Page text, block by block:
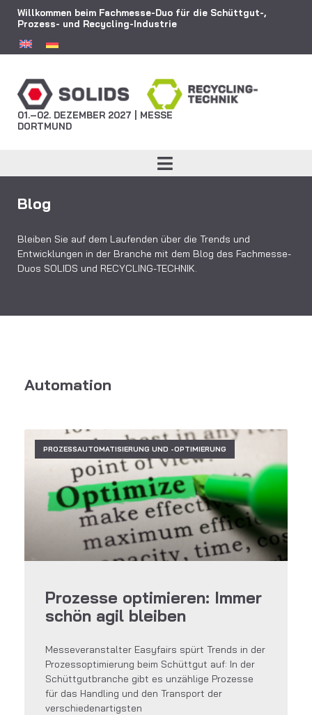
Willkommen beim Fachmesse-Duo für die Schüttgut-,
Prozess- und Recycling-Industrie
01.–02. DEZEMBER 2027 | MESSE
DORTMUND
Blog
Bleiben Sie auf dem Laufenden über die Trends und
Entwicklungen in der Branche mit dem Blog des Fachmesse-
Duos SOLIDS und RECYCLING-TECHNIK.
Automation
PROZESSAUTOMATISIERUNG UND -OPTIMIERUNG
Prozesse optimieren: Immer
schön agil bleiben
Messeveranstalter Easyfairs spürt Trends in der
Prozessoptimierung beim Schüttgut auf: In der
Schüttgutbranche gibt es unzählige Prozesse
für das Handling und den Transport der
verschiedenartigsten